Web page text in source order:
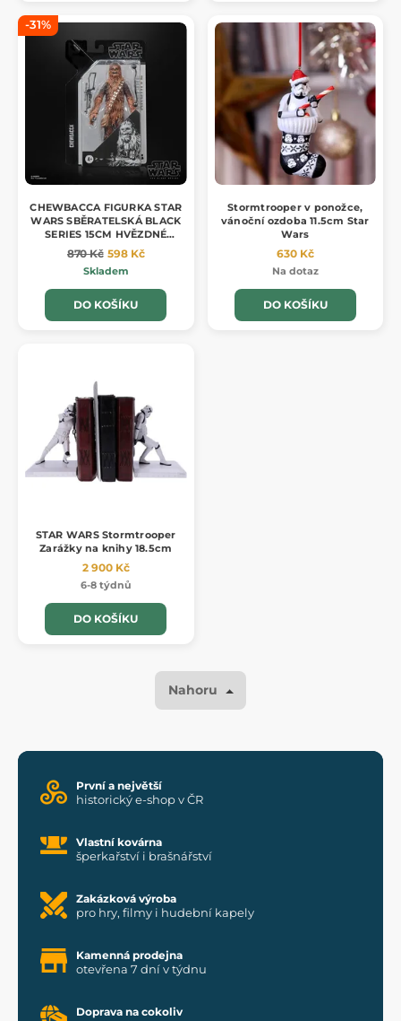
-31%
CHEWBACCA FIGURKA STAR
WARS SBĚRATELSKÁ BLACK
SERIES 15CM HVĚZDNÉ
VÁLKY
870 Kč 598 Kč
Skladem
DO KOŠÍKU
Stormtrooper v ponožce,
vánoční ozdoba 11.5cm Star
Wars
630 Kč
Na dotaz
DO KOŠÍKU
STAR WARS Stormtrooper
Zarážky na knihy 18.5cm
2 900 Kč
6-8 týdnů
DO KOŠÍKU
Nahoru
První a největší
historický e-shop v ČR
Vlastní kovárna
šperkařství i brašnářství
Zakázková výroba
pro hry, filmy i hudební kapely
Kamenná prodejna
otevřena 7 dní v týdnu
Doprava na cokoliv